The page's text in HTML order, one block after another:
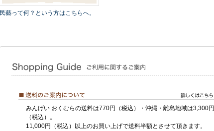
民藝って何？という方はこちらへ。
みんげい おくむらの送料は770円（税込）・沖縄・離島地域は3,300円
（税込）。
11,000円（税込）以上のお買い上げで送料半額とさせて頂きます。